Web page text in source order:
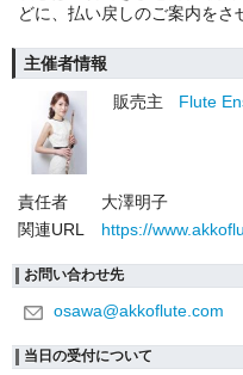
どに、払い戻しのご案内をさ
主催者情報
販売主
Flute
責任者
大澤明子
関連URL
https://
お問い合わせ先
osawa@akkoflute.com
当日の受付について